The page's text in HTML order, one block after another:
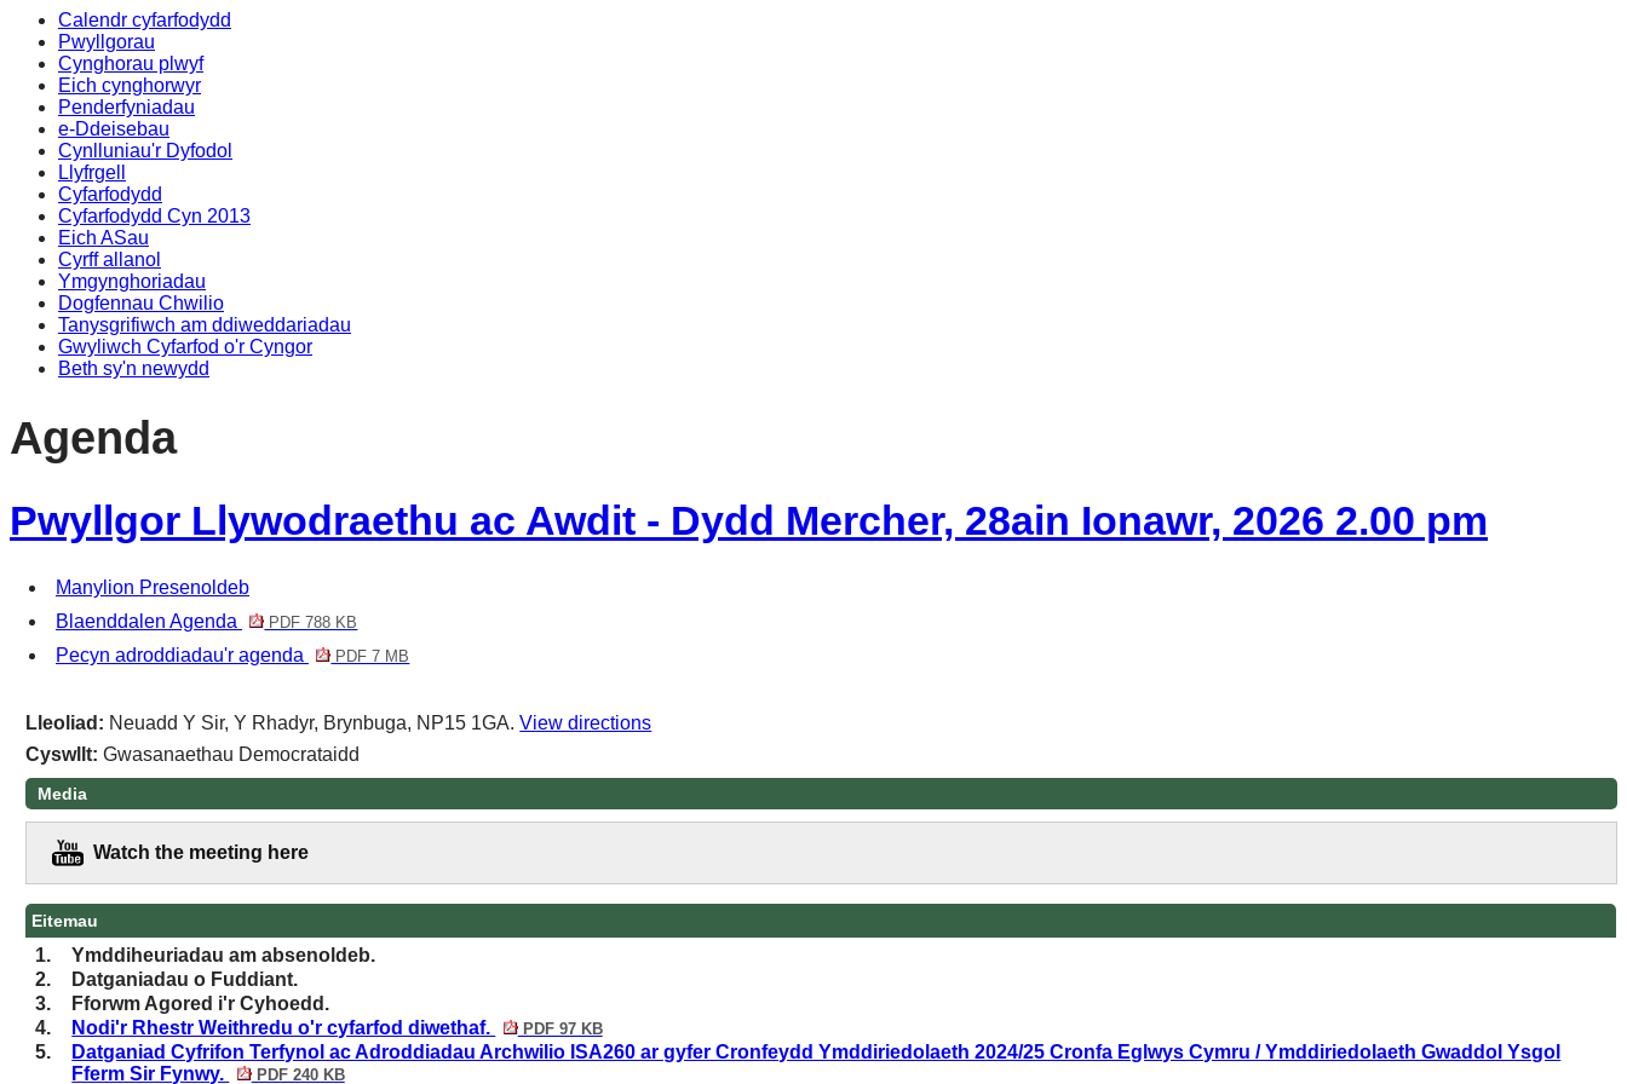
Calendr cyfarfodydd
Pwyllgorau
Cynghorau plwyf
Eich cynghorwyr
Penderfyniadau
e-Ddeisebau
Cynlluniau'r Dyfodol
Llyfrgell
Cyfarfodydd
Cyfarfodydd Cyn 2013
Eich ASau
Cyrff allanol
Ymgynghoriadau
Dogfennau Chwilio
Tanysgrifiwch am ddiweddariadau
Gwyliwch Cyfarfod o'r Cyngor
Beth sy'n newydd
Agenda
Pwyllgor Llywodraethu ac Awdit - Dydd Mercher, 28ain Ionawr, 2026 2.00 pm
Manylion Presenoldeb
Blaenddalen Agenda
PDF 788 KB
Pecyn adroddiadau'r agenda PDF 7 MB
Lleoliad: Neuadd Y Sir, Y Rhadyr, Brynbuga, NP15 1GA.View directions
Cyswllt:Gwasanaethau Democrataidd
Media
Watch the meeting here
Eitemau
1.
Ymddiheuriadau am absenoldeb.
2.
Datganiadau o Fuddiant.
3.
Fforwm Agored i'r Cyhoedd.
4.
Nodi'r Rhestr Weithredu o'r cyfarfod diwethaf. PDF 97 KB
5.
Datganiad Cyfrifon Terfynol ac Adroddiadau Archwilio ISA260 ar gyfer Cronfeydd Ymddiriedolaeth 2024/25 Cronfa Eglwys Cymru / Ymddiriedolaeth Gwaddol Ysgol
Fferm Sir Fynwy.
PDF 240 KB